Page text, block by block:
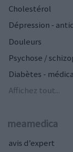
Cholestérol
Dépression -
Douleurs
Psychose /
Diabètes -
Affichez tout...
meamedica
avis d’expert